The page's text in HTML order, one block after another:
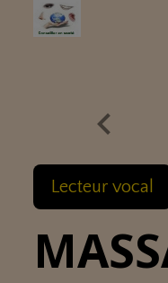
Lecteur vocal